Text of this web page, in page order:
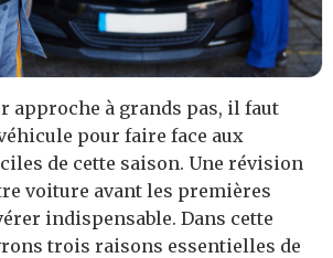
approche à grands pas, il faut
pour faire face aux
de cette saison. Une révision
voiture avant les premières
indispensable. Dans cette
trois raisons essentielles de